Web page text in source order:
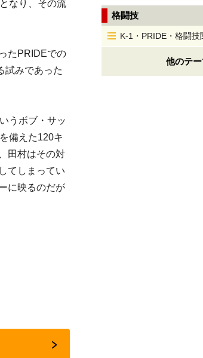
なり、その流
たPRIDEでの
試みであった
うボブ・サッ
備えた120キ
田村はその対
てしまってい
に映るのだが
格闘技
K-1・PRIDE・格闘技
他のテ